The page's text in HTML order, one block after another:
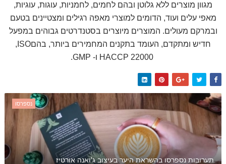
מגוון מוצרים ללא גלוטן ובהם לחמים, לחמניות, עוגות, עוגיות,
מאפי עלים ועוד, הדומים למוצרי מאפה רגילים ומצטיינים בטעם
ובמרקם מעולים. המוצרים מיוצרים בסטנדרטים גבוהים במפעל
חדיש ומתקדם, העומד בתקנים המחמירים ביותר, בהם,ISO
22000
HACCP ו- .GMP
נספרסו
תערובות נספרסו בהשראת היער בעיצוב ג'ואנה אורטיז